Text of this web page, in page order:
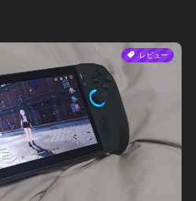
レビュー